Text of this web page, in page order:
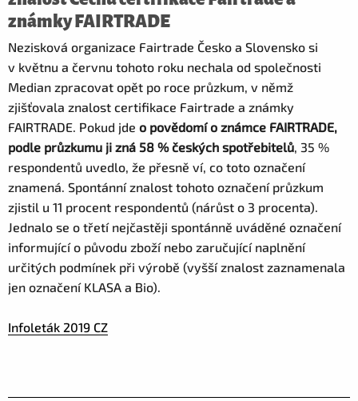
známky FAIRTRADE
Nezisková organizace Fairtrade Česko a Slovensko si
v květnu a červnu tohoto roku nechala od společnosti
Median zpracovat opět po roce průzkum, v němž
zjišťovala znalost certifikace Fairtrade a známky
FAIRTRADE. Pokud jde o povědomí o známce FAIRTRADE,
podle průzkumu ji zná 58 % českých spotřebitelů, 35 %
respondentů uvedlo, že přesně ví, co toto označení
znamená. Spontánní znalost tohoto označení průzkum
zjistil u 11 procent respondentů (nárůst o 3 procenta).
Jednalo se o třetí nejčastěji spontánně uváděné označení
informující o původu zboží nebo zaručující naplnění
určitých podmínek při výrobě (vyšší znalost zaznamenala
jen označení KLASA a Bio).
Infoleták 2019 CZ